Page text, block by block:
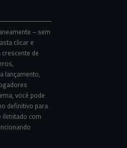
– sem
clicar e
de
lançamento,
você pode
definitivo para
com